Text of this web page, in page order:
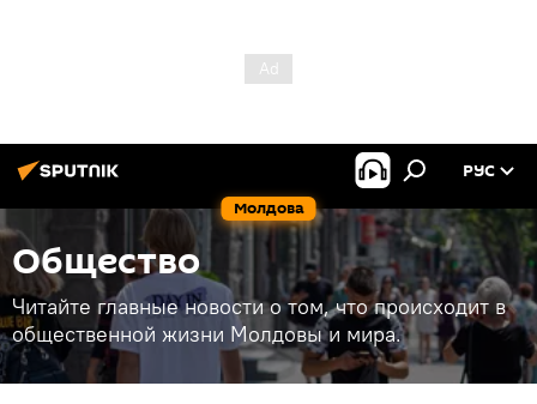
Молдова
РУС
Общество
Читайте главные новости о том, что происходит в
общественной жизни Молдовы и мира.